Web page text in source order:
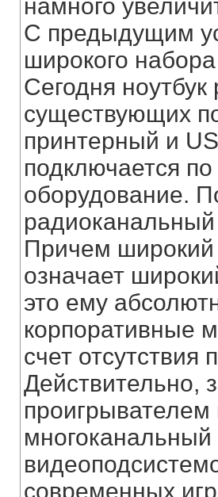
намного
С предыдущим
широкого
Сегодня
существующих
принтерный и
подключается
оборудование.
Причем широкий
означает
это ему
корпоративные
счет отсутствия
Действительно,
современных